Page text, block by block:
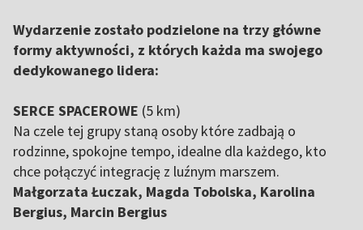
Wydarzenie zostało podzielone na trzy główne
formy aktywności, z których każda ma swojego
dedykowanego lidera:
SERCE SPACEROWE (5 km)
Na czele tej grupy staną osoby które zadbają o
rodzinne, spokojne tempo, idealne dla każdego, kto
chce połączyć integrację z luźnym marszem.
Małgorzata Łuczak, Magda Tobolska, Karolina
Bergius, Marcin Bergius